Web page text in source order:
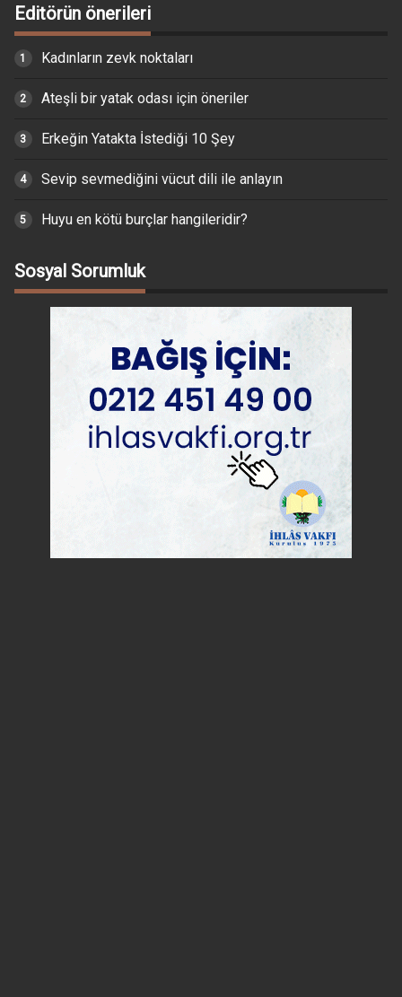
Editörün önerileri
Kadınların zevk noktaları
Ateşli bir yatak odası için öneriler
Erkeğin Yatakta İstediği 10 Şey
Sevip sevmediğini vücut dili ile anlayın
Huyu en kötü burçlar hangileridir?
Sosyal Sorumluk